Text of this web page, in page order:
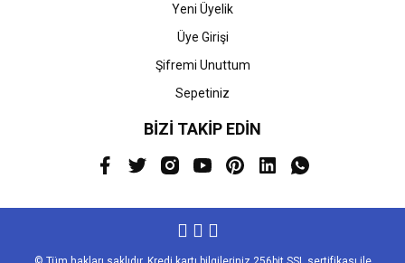
Yeni Üyelik
Üye Girişi
Şifremi Unuttum
Sepetiniz
BİZİ TAKİP EDİN